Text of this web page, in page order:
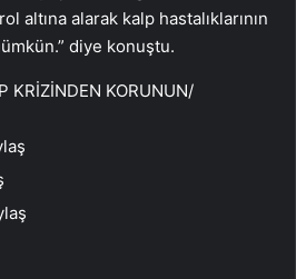
altına alarak kalp hastalıklarının
diye konuştu.
KRİZİNDEN KORUNUN/